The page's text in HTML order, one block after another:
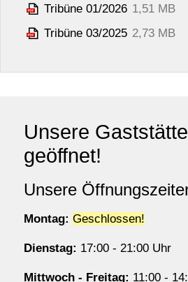
Tribüne 01/2026 1,51 MB
Tribüne 03/2025 2,73 MB
Unsere
geöffnet!
Unsere
Montag: Geschlossen!
Dienstag: 17:00 - 21:00 Uhr
Mittwoch - Freitag: 11:00 -